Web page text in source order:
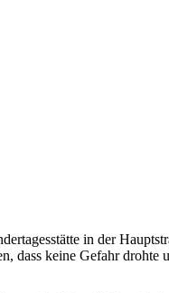
in der
dass keine Gefahr